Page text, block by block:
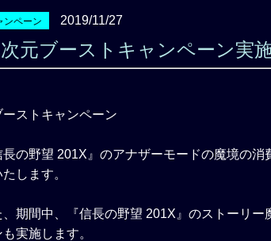
ンペーン 2019/11/27
元ブーストキャンペーン実施
長の野望 201X』のアナザーモードの魔境の
します。
、期間中、『信長の野望 201X』のストーリ
実施します。